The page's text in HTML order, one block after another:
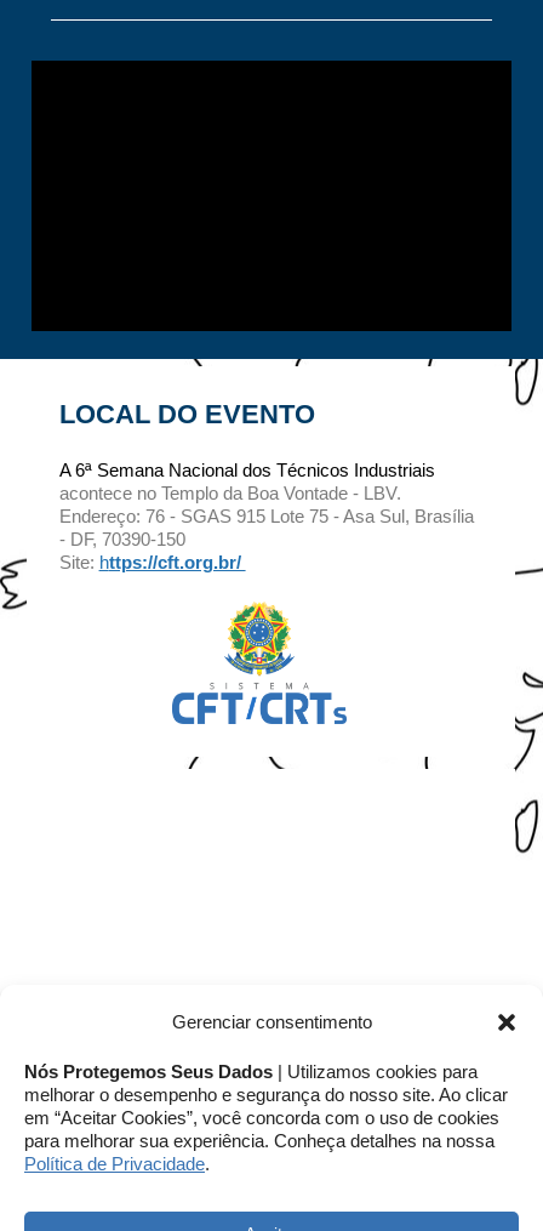
Gerenciar consentimento
Nós Protegemos Seus Dados | Utilizamos cookies para
melhorar o desempenho e segurança do nosso site. Ao clicar
em “Aceitar Cookies”, você concorda com o uso de cookies
para melhorar sua experiência. Conheça detalhes na nossa
Política de Privacidade.
LOCAL DO EVENTO
A 6ª Semana Nacional dos Técnicos Industriais
acontece no Templo da Boa Vontade - LBV.
Endereço: 76 - SGAS 915 Lote 75 - Asa Sul, Brasília
- DF, 70390-150
Site: https://cft.org.br/